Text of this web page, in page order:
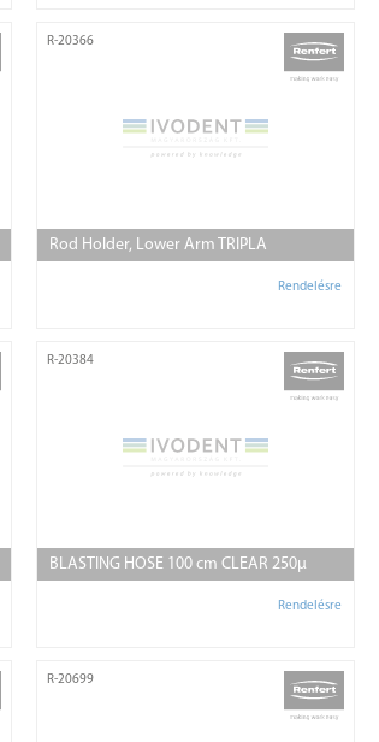
R-20366
Rod Holder, Lower Arm TRIPLA
Rendelésre
R-20384
BLASTING HOSE 100 cm CLEAR 250µ
Rendelésre
R-20699